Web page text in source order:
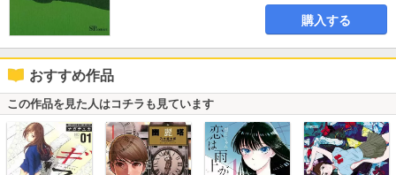
購入する
おすすめ作品
この作品を見た人はコチラも見ています